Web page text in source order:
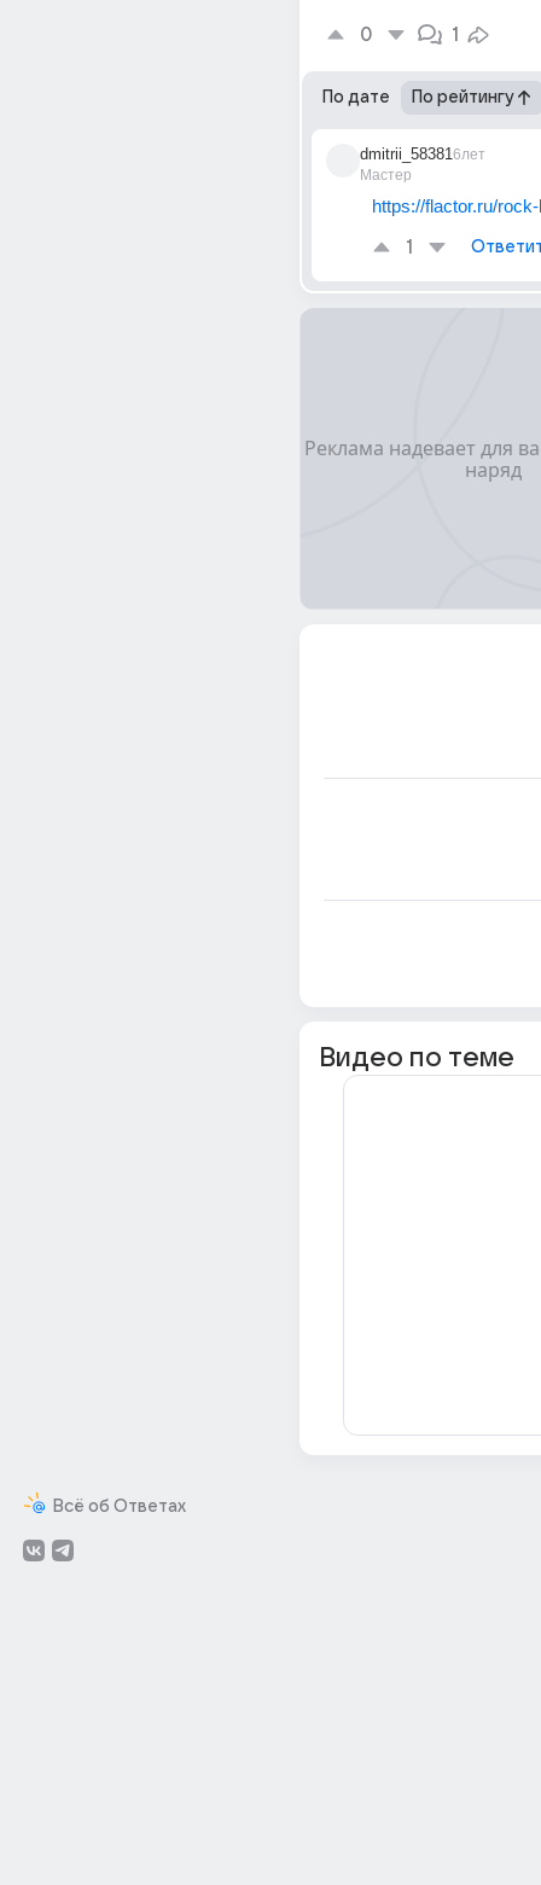
Всё об Ответах
0 1
По дате По рейтингу
dmitrii_58381
Мастер
6лет
https://flactor.ru/
1
Видео по теме